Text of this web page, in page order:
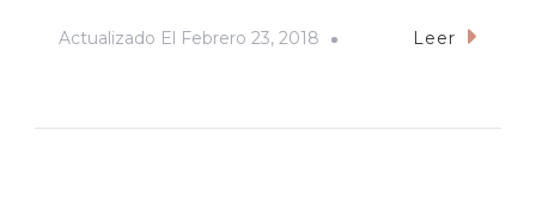
Actualizado El Febrero 23, 2018 Leer